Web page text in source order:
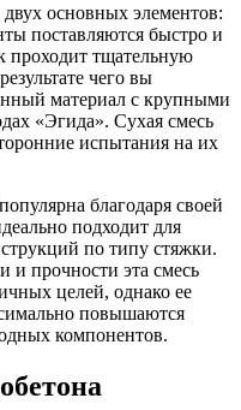
двух основных элементов:
поставляются быстро и
проходит тщательную
чего вы
материал с крупными
«Эгида». Сухая смесь
испытания на их
благодаря своей
подходит для
по типу стяжки.
и прочности эта смесь
целей, однако ее
повышаются
компонентов.